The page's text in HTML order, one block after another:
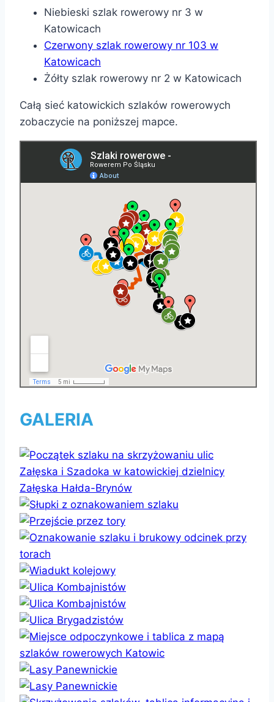
Niebieski szlak rowerowy nr 3 w
Katowicach
Czerwony szlak rowerowy nr 103 w
Katowicach
Żółty szlak rowerowy nr 2 w Katowicach
Całą sieć katowickich szlaków rowerowych
zobaczycie na poniższej mapce.
GALERIA